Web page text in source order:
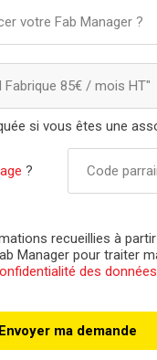
Fabrique 85€ / mois HT"
si vous êtes une
?
recueillies à
Manager pour traiter
des données
Envoyer ma demande